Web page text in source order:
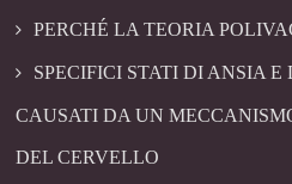
PERCHÉ LA TEORIA
SPECIFICI STATI DI ANSIA E
CAUSATI DA UN
DEL CERVELLO